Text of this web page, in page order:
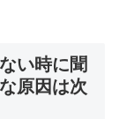
い時に聞
原因は次